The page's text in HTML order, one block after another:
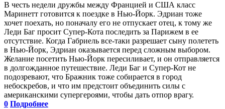
В честь недели дружбы между Францией и США класс
Маринетт готовится к поездке в Нью-Йорк. Эдриан тоже
хочет поехать, но поначалу его не отпускает отец, к тому же
Леди Баг просит Супер-Кота последить за Парижем в ее
отсутствие. Когда Габриель все-таки разрешает сыну полететь
в Нью-Йорк, Эдриан оказывается перед сложным выбором.
Желание посетить Нью-Йорк пересиливает, и он отправляется
в долгожданное путешествие. Леди Баг и Супер-Кот не
подозревают, что Бражник тоже собирается в город
небоскребов, и что им предстоит объединить силы с
американскими супергероями, чтобы дать отпор врагу.
0 Подробнее